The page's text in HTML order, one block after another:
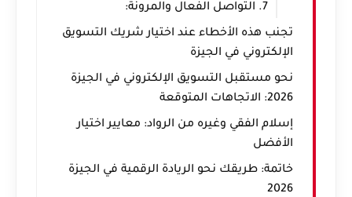
7. التواصل الفعال والمرونة:
تجنب هذه الأخطاء عند اختيار شريك التسويق
الإلكتروني في الجيزة
نحو مستقبل التسويق الإلكتروني في الجيزة
2026: الاتجاهات المتوقعة
إسلام الفقي وغيره من الرواد: معايير اختيار
الأفضل
خاتمة: طريقك نحو الريادة الرقمية في الجيزة
2026